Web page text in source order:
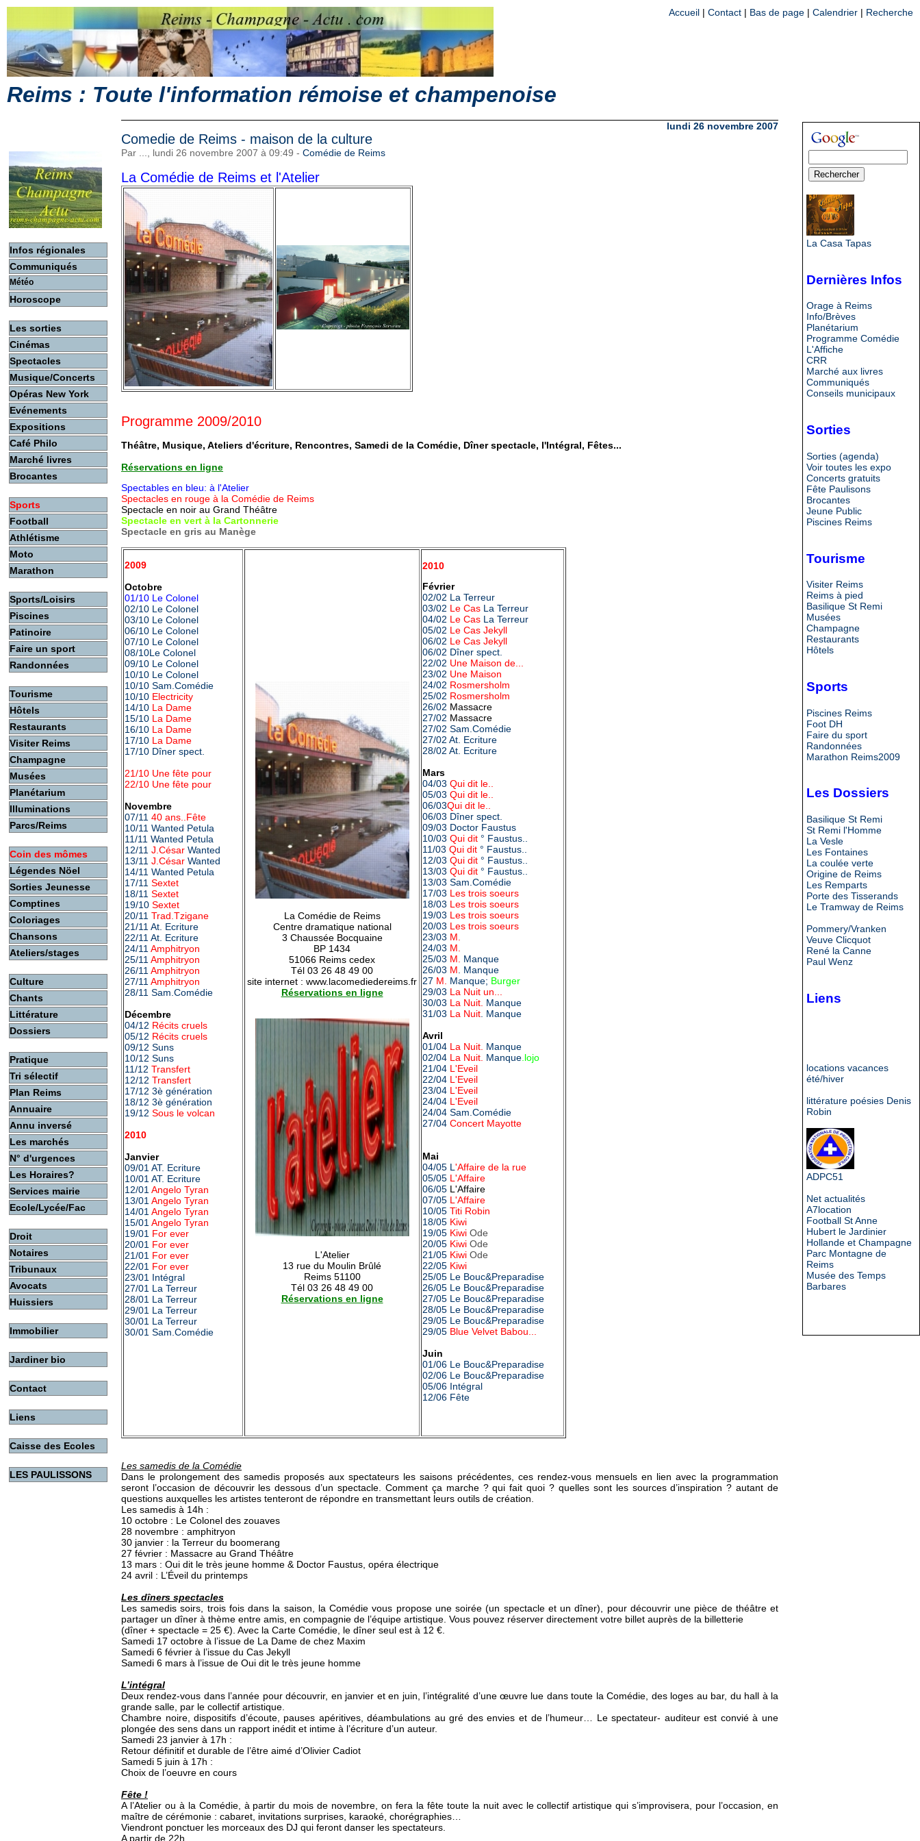
Reims : Toute l'information rémoise et champenoise
Accueil | Contact | Bas de page | Calendrier | Recherche
Infos régionales
Communiqués
Météo
Horoscope
Les sorties
Cinémas
Spectacles
Musique/Concerts
Opéras New York
Evénements
Expositions
Café Philo
Marché livres
Brocantes
Sports
Football
Athlétisme
Moto
Marathon
Sports/Loisirs
Piscines
Patinoire
Faire un sport
Randonnées
Tourisme
Hôtels
Restaurants
Visiter Reims
Champagne
Musées
Planétarium
Illuminations
Parcs/Reims
Coin des mômes
Légendes Nöel
Sorties Jeunesse
Comptines
Coloriages
Chansons
Ateliers/stages
Culture
Chants
Littérature
Dossiers
Pratique
Tri sélectif
Plan Reims
Annuaire
Annu inversé
Les marchés
N° d'urgences
Les Horaires?
Services mairie
Ecole/Lycée/Fac
Droit
Notaires
Tribunaux
Avocats
Huissiers
Immobilier
Jardiner bio
Contact
Liens
Caisse des Ecoles
LES PAULISSONS
lundi 26 novembre 2007
Comedie de Reims - maison de la culture
Par ..., lundi 26 novembre 2007 à 09:49 - Comédie de Reims
La Comédie de Reims et l'Atelier
Programme 2009/2010
Théâtre, Musique, Ateliers d'écriture, Rencontres, Samedi de la Comédie, Dîner spectacle, l'Intégral, Fêtes...
Réservations en ligne
Spectables en bleu: à l'Atelier
Spectacles en rouge à la Comédie de Reims
Spectacle en noir au Grand Théâtre
Spectacle en vert à la Cartonnerie
Spectacle en gris au Manège
2009
Octobre
01/10 Le Colonel
02/10 Le Colonel
03/10 Le Colonel
06/10 Le Colonel
07/10 Le Colonel
08/10Le Colonel
09/10 Le Colonel
10/10 Le Colonel
10/10 Sam.Comédie
10/10 Electricity
14/10 La Dame
15/10 La Dame
16/10 La Dame
17/10 La Dame
17/10 Dîner spect.
21/10 Une fête pour
22/10 Une fête pour
Novembre
07/11 40 ans..Fête
10/11 Wanted Petula
11/11 Wanted Petula
12/11 J.César Wanted
13/11 J.César Wanted
14/11 Wanted Petula
17/11 Sextet
18/11 Sextet
19/10 Sextet
20/11 Trad.Tzigane
21/11 At. Ecriture
22/11 At. Ecriture
24/11 Amphitryon
25/11 Amphitryon
26/11 Amphitryon
27/11 Amphitryon
28/11 Sam.Comédie
Décembre
04/12 Récits cruels
05/12 Récits cruels
09/12 Suns
10/12 Suns
11/12 Transfert
12/12 Transfert
17/12 3è génération
18/12 3è génération
19/12 Sous le volcan
2010
Janvier
09/01 AT. Ecriture
10/01 AT. Ecriture
12/01 Angelo Tyran
13/01 Angelo Tyran
14/01 Angelo Tyran
15/01 Angelo Tyran
19/01 For ever
20/01 For ever
21/01 For ever
22/01 For ever
23/01 Intégral
27/01 La Terreur
28/01 La Terreur
29/01 La Terreur
30/01 La Terreur
30/01 Sam.Comédie
La Comédie de Reims
Centre dramatique national
3 Chaussée Bocquaine
BP 1434
51066 Reims cedex
Tél 03 26 48 49 00
site internet : www.lacomediedereims.fr
Réservations en ligne
L'Atelier
13 rue du Moulin Brûlé
Reims 51100
Tél 03 26 48 49 00
Réservations en ligne
2010
Février
02/02 La Terreur
03/02 Le Cas La Terreur
04/02 Le Cas La Terreur
05/02 Le Cas Jekyll
06/02 Le Cas Jekyll
06/02 Dîner spect.
22/02 Une Maison de...
23/02 Une Maison
24/02 Rosmersholm
25/02 Rosmersholm
26/02 Massacre
27/02 Massacre
27/02 Sam.Comédie
27/02 At. Ecriture
28/02 At. Ecriture
Mars
04/03 Qui dit le..
05/03 Qui dit le..
06/03Qui dit le..
06/03 Dîner spect.
09/03 Doctor Faustus
10/03 Qui dit ° Faustus..
11/03 Qui dit ° Faustus..
12/03 Qui dit ° Faustus..
13/03 Qui dit ° Faustus..
13/03 Sam.Comédie
17/03 Les trois soeurs
18/03 Les trois soeurs
19/03 Les trois soeurs
20/03 Les trois soeurs
23/03 M.
24/03 M.
25/03 M. Manque
26/03 M. Manque
27 M. Manque; Burger
29/03 La Nuit un...
30/03 La Nuit. Manque
31/03 La Nuit. Manque
Avril
01/04 La Nuit. Manque
02/04 La Nuit. Manque.lojo
21/04 L'Eveil
22/04 L'Eveil
23/04 L'Eveil
24/04 L'Eveil
24/04 Sam.Comédie
27/04 Concert Mayotte
Mai
04/05 L'Affaire de la rue
05/05 L'Affaire
06/05 L'Affaire
07/05 L'Affaire
10/05 Titi Robin
18/05 Kiwi
19/05 Kiwi Ode
20/05 Kiwi Ode
21/05 Kiwi Ode
22/05 Kiwi
25/05 Le Bouc&Preparadise
26/05 Le Bouc&Preparadise
27/05 Le Bouc&Preparadise
28/05 Le Bouc&Preparadise
29/05 Le Bouc&Preparadise
29/05 Blue Velvet Babou...
Juin
01/06 Le Bouc&Preparadise
02/06 Le Bouc&Preparadise
05/06 Intégral
12/06 Fête
Les samedis de la Comédie
Dans le prolongement des samedis proposés aux spectateurs les saisons précédentes, ces rendez-vous mensuels en lien avec la programmation
seront l’occasion de découvrir les dessous d’un spectacle. Comment ça marche ? qui fait quoi ? quelles sont les sources d’inspiration ? autant de
questions auxquelles les artistes tenteront de répondre en transmettant leurs outils de création.
Les samedis à 14h :
10 octobre : Le Colonel des zouaves
28 novembre : amphitryon
30 janvier : la Terreur du boomerang
27 février : Massacre au Grand Théâtre
13 mars : Oui dit le très jeune homme & Doctor Faustus, opéra électrique
24 avril : L’Éveil du printemps
Les dîners spectacles
Les samedis soirs, trois fois dans la saison, la Comédie vous propose une soirée (un spectacle et un dîner), pour découvrir une pièce de théâtre et
partager un dîner à thème entre amis, en compagnie de l’équipe artistique. Vous pouvez réserver directement votre billet auprès de la billetterie
(dîner + spectacle = 25 €). Avec la Carte Comédie, le dîner seul est à 12 €.
Samedi 17 octobre à l’issue de La Dame de chez Maxim
Samedi 6 février à l’issue du Cas Jekyll
Samedi 6 mars à l’issue de Oui dit le très jeune homme
L’intégral
Deux rendez-vous dans l’année pour découvrir, en janvier et en juin, l’intégralité d’une œuvre lue dans toute la Comédie, des loges au bar, du hall à la
grande salle, par le collectif artistique.
Chambre noire, dispositifs d’écoute, pauses apéritives, déambulations au gré des envies et de l’humeur… Le spectateur- auditeur est convié à une
plongée des sens dans un rapport inédit et intime à l’écriture d’un auteur.
Samedi 23 janvier à 17h :
Retour définitif et durable de l’être aimé d’Olivier Cadiot
Samedi 5 juin à 17h :
Choix de l’oeuvre en cours
Fête !
A l’Atelier ou à la Comédie, à partir du mois de novembre, on fera la fête toute la nuit avec le collectif artistique qui s’improvisera, pour l’occasion, en
maître de cérémonie : cabaret, invitations surprises, karaoké, chorégraphies…
Viendront ponctuer les morceaux des DJ qui feront danser les spectateurs.
A partir de 22h.
La Casa Tapas
Dernières Infos
Orage à Reims
Info/Brèves
Planétarium
Programme Comédie
L'Affiche
CRR
Marché aux livres
Communiqués
Conseils municipaux
Sorties
Sorties (agenda)
Voir toutes les expo
Concerts gratuits
Fête Paulisons
Brocantes
Jeune Public
Piscines Reims
Tourisme
Visiter Reims
Reims à pied
Basilique St Remi
Musées
Champagne
Restaurants
Hôtels
Sports
Piscines Reims
Foot DH
Faire du sport
Randonnées
Marathon Reims2009
Les Dossiers
Basilique St Remi
St Remi l'Homme
La Vesle
Les Fontaines
La coulée verte
Origine de Reims
Les Remparts
Porte des Tisserands
Le Tramway de Reims
Pommery/Vranken
Veuve Clicquot
René la Canne
Paul Wenz
Liens
locations vacances
été/hiver
littérature poésies Denis
Robin
ADPC51
Net actualités
A7location
Football St Anne
Hubert le Jardinier
Hollande et Champagne
Parc Montagne de
Reims
Musée des Temps
Barbares